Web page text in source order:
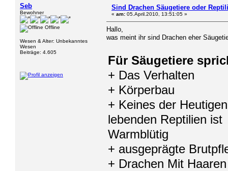
Seb
Bewohner
Offline
Wesen & Alter: Unbekanntes
Wesen
Beiträge: 4.605
Sind Drachen Säugetiere oder
« am: 05.April.2010, 13:51:05 »
Hallo,
was meint ihr sind Drachen eher
Für Säugetiere
+ Das Verhalten
+ Körperbau
+ Keines der Heutigen
lebenden Reptilien ist
Warmblütig
+ ausgeprägte
+ Drachen Mit